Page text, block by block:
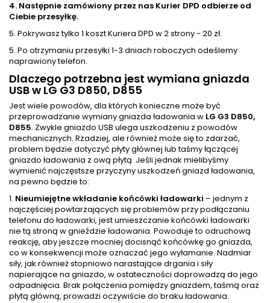
4. Następnie zamówiony przez nas Kurier DPD odbierze od
Ciebie przesyłkę.
5. Pokrywasz tylko 1 koszt Kuriera DPD w 2 strony - 20 zł.
5. Po otrzymaniu przesyłki 1-3 dniach roboczych odeślemy
naprawiony telefon.
Dlaczego potrzebna jest wymiana gniazda
USB w LG G3 D850, D855
Jest wiele powodów, dla których konieczne może być
przeprowadzanie wymiany gniazda ładowania w LG G3 D850,
D855. Zwykle gniazdo USB ulega uszkodzeniu z powodów
mechanicznych. Rzadziej, ale również może się to zdarzać,
problem będzie dotyczyć płyty głównej lub taśmy łączącej
gniazdo ładowania z ową płytą. Jeśli jednak mielibyśmy
wymienić najczęstsze przyczyny uszkodzeń gniazd ładowania,
na pewno będzie to:
1. Nieumiejętne wkładanie końcówki ładowarki – jednym z
najczęściej powtarzających się problemów przy podłączaniu
telefonu do ładowarki, jest umieszczanie końcówki ładowarki
nie tą stroną w gnieździe ładowania. Powoduje to odruchową
reakcję, aby jeszcze mocniej docisnąć końcówkę go gniazda,
co w konsekwencji może oznaczać jego wyłamanie. Nadmiar
siły, jak również stopniowo narastające drgania i siły
napierające na gniazdo, w ostateczności doprowadzą do jego
odpadnięcia. Brak połączenia pomiędzy gniazdem, taśmą oraz
płytą główną, prowadzi oczywiście do braku ładowania.